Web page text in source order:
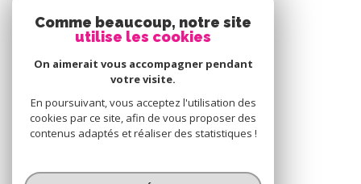
connecter
espace propriétaire
Nous
adhérons
Comme beaucoup, notre site
utilise les cookies
On aimerait vous accompagner pendant
votre visite.
En poursuivant, vous acceptez l'utilisation des
cookies par ce site, afin de vous proposer des
contenus adaptés et réaliser des statistiques !